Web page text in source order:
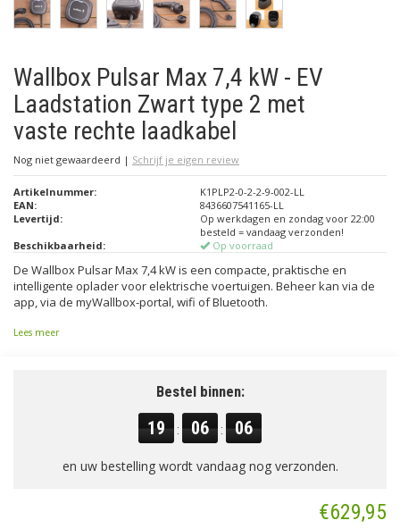
Wallbox Pulsar Max 7,4 kW - EV
Laadstation Zwart type 2 met
vaste rechte laadkabel
Nog niet gewaardeerd | Schrijf je eigen review
Artikelnummer:
K1PLP2-0-2-2-9-002-LL
EAN:
8436607541165-LL
Levertijd:
Op werkdagen en zondag voor 22:00
besteld = vandaag verzonden!
Beschikbaarheid:
Op voorraad
De Wallbox Pulsar Max 7,4 kW is een compacte, praktische en
intelligente oplader voor elektrische voertuigen. Beheer kan via de
app, via de myWallbox-portal, wifi of Bluetooth.
Lees meer
Bestel binnen:
19 : 06 : 05
en uw bestelling wordt vandaag nog verzonden.
€629,95